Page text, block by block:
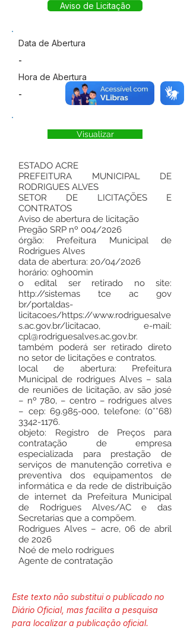
Aviso de Licitação
Data de Abertura
-
Hora de Abertura
-
Visualizar
ESTADO ACRE
PREFEITURA MUNICIPAL DE
RODRIGUES ALVES
SETOR DE LICITAÇÕES E
CONTRATOS
Aviso de abertura de licitação
Pregão SRP nº 004/2026
órgão: Prefeitura Municipal de
Rodrigues Alves
data de abertura: 20/04/2026
horário: 09h00min
o edital ser retirado no site:
http://sistemas tce ac gov
br/portaldas-
licitacoes/https://www.rodriguesalve
s.ac.gov.br/licitacao, e-mail:
cpl@rodriguesalves.ac.gov.br.
também poderá ser retirado direto
no setor de licitações e contratos.
local de abertura: Prefeitura
Municipal de rodrigues Alves – sala
de reuniões de licitação, av são josé
– nº 780, – centro – rodrigues alves
– cep: 69.985-000, telefone: (0**68)
3342-1176.
objeto: Registro de Preços para
contratação de empresa
especializada para prestação de
serviços de manutenção corretiva e
preventiva dos equipamentos de
informática e da rede de distribuição
de internet da Prefeitura Municipal
de Rodrigues Alves/AC e das
Secretarias que a compõem.
Rodrigues Alves – acre, 06 de abril
de 2026
Noé de melo rodrigues
Agente de contratação
Este texto não substitui o publicado no
Diário Oficial, mas facilita a pesquisa
para localizar a publicação oficial.